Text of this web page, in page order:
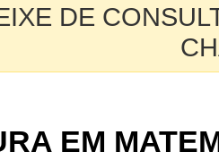
DE
EM